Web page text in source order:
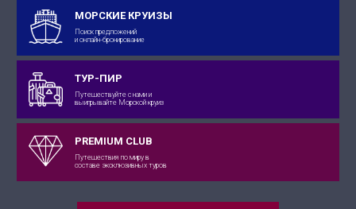
МОРСКИЕ КРУИЗЫ
Поиск предложений
и онлайн-бронирование
ТУР-ПИР
Путешествуйте с нами и
выигрывайте Морской круиз
PREMIUM CLUB
Путешествия по миру в
составе эксклюзивных туров